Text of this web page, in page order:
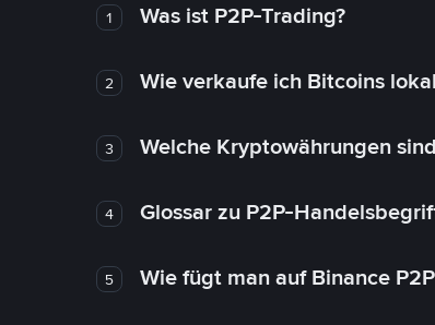
1 Was ist P2P-Trading?
2 Wie verkaufe ich Bitcoins
3 Welche Kryptowährungen
4 Glossar zu P2P-
5 Wie fügt man auf Binance